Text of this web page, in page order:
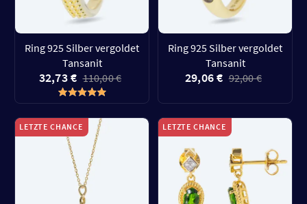
Ring 925 Silber vergoldet
Tansanit
32,73 € 110,00 €
Ring 925 Silber vergoldet
Tansanit
29,06 € 92,00 €
LETZTE CHANCE LETZTE CHANCE